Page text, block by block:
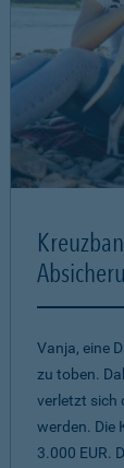
Vanja, eine
zu toben.
verletzt sich
werden. Die
3.000 EUR.